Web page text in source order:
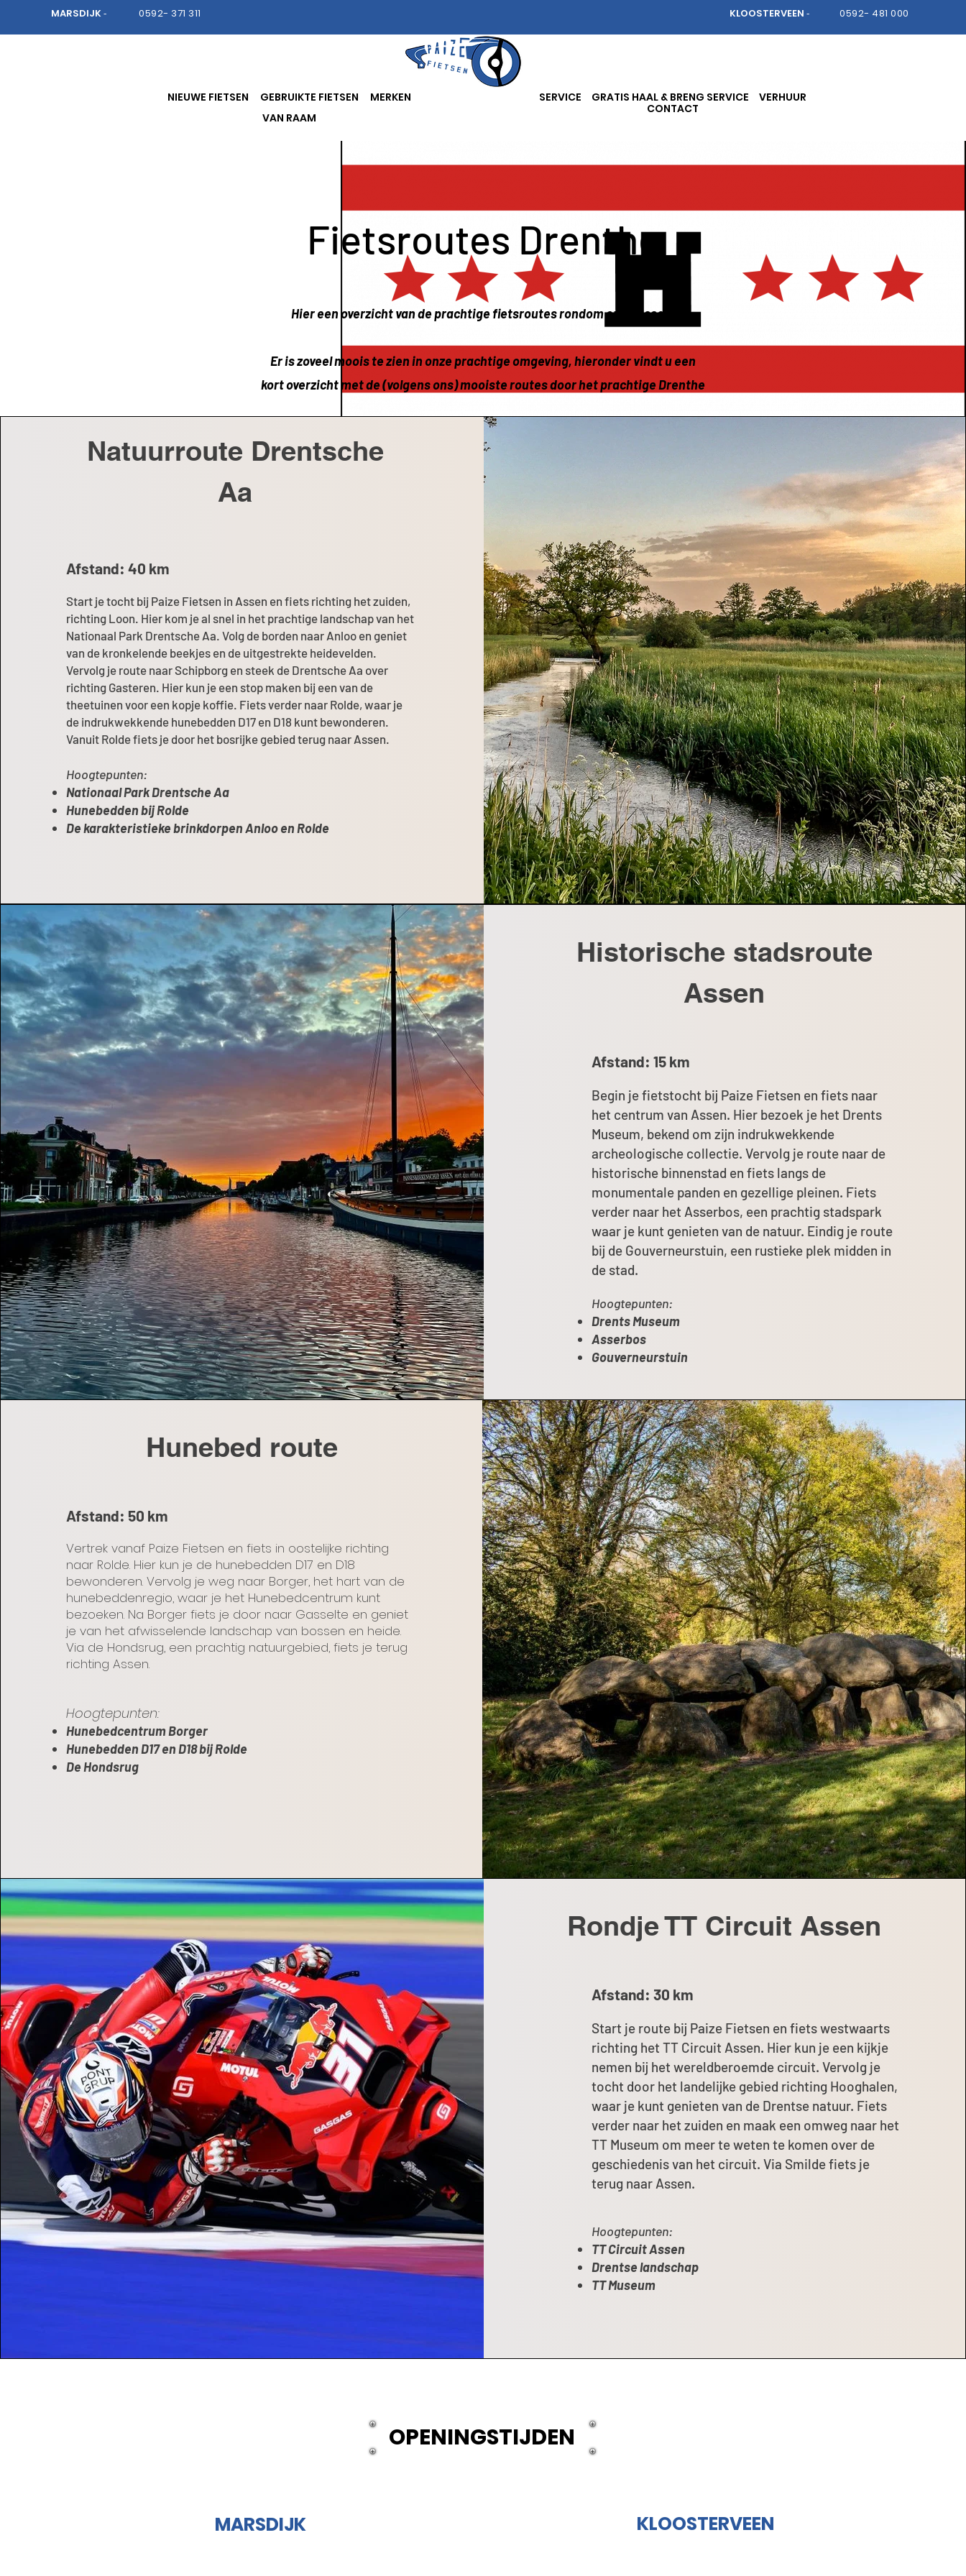
MARSDIJK - 0592- 371 311 KLOOSTERVEEN - 0592- 481 000
NIEUWE FIETSEN GEBRUIKTE FIETSEN
MERKEN
VAN RAAM
SERVICE GRATIS HAAL & BRENG SERVICE
VERHUUR
CONTACT
Fietsroutes Drenthe
Hier een overzicht van de prachtige fietsroutes rondom en in Assen.
Er is zoveel moois te zien in onze prachtige omgeving, hieronder vindt u een
kort overzicht met de (volgens ons) mooiste routes door het prachtige Drenthe
Natuurroute Drentsche
Aa
Afstand: 40 km
Start je tocht bij Paize Fietsen in Assen en fiets richting het zuiden,
richting Loon. Hier kom je al snel in het prachtige landschap van het
Nationaal Park Drentsche Aa. Volg de borden naar Anloo en geniet
van de kronkelende beekjes en de uitgestrekte heidevelden.
Vervolg je route naar Schipborg en steek de Drentsche Aa over
richting Gasteren. Hier kun je een stop maken bij een van de
theetuinen voor een kopje koffie. Fiets verder naar Rolde, waar je
de indrukwekkende hunebedden D17 en D18 kunt bewonderen.
Vanuit Rolde fiets je door het bosrijke gebied terug naar Assen.
Hoogtepunten:
Nationaal Park Drentsche Aa
Hunebedden bij Rolde
De karakteristieke brinkdorpen Anloo en Rolde
Historische stadsroute
Assen
Afstand: 15 km
Begin je fietstocht bij Paize Fietsen en fiets naar
het centrum van Assen. Hier bezoek je het Drents
Museum, bekend om zijn indrukwekkende
archeologische collectie. Vervolg je route naar de
historische binnenstad en fiets langs de
monumentale panden en gezellige pleinen. Fiets
verder naar het Asserbos, een prachtig stadspark
waar je kunt genieten van de natuur. Eindig je route
bij de Gouverneurstuin, een rustieke plek midden in
de stad.
Hoogtepunten:
Drents Museum
Asserbos
Gouverneurstuin
Hunebed route
Afstand: 50 km
Vertrek vanaf Paize Fietsen en fiets in oostelijke richting
naar Rolde. Hier kun je de hunebedden D17 en D18
bewonderen. Vervolg je weg naar Borger, het hart van de
hunebeddenregio, waar je het Hunebedcentrum kunt
bezoeken. Na Borger fiets je door naar Gasselte en geniet
je van het afwisselende landschap van bossen en heide.
Via de Hondsrug, een prachtig natuurgebied, fiets je terug
richting Assen.
Hoogtepunten:
Hunebedcentrum Borger
Hunebedden D17 en D18 bij Rolde
De Hondsrug
Rondje TT Circuit Assen
Afstand: 30 km
Start je route bij Paize Fietsen en fiets westwaarts
richting het TT Circuit Assen. Hier kun je een kijkje
nemen bij het wereldberoemde circuit. Vervolg je
tocht door het landelijke gebied richting Hooghalen,
waar je kunt genieten van de Drentse natuur. Fiets
verder naar het zuiden en maak een omweg naar het
TT Museum om meer te weten te komen over de
geschiedenis van het circuit. Via Smilde fiets je
terug naar Assen.
Hoogtepunten:
TT Circuit Assen
Drentse landschap
TT Museum
OPENINGSTIJDEN
MARSDIJK KLOOSTERVEEN